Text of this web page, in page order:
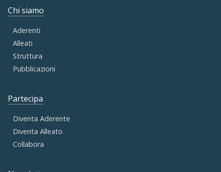
Chi siamo
Aderenti
Alleati
Struttura
Pubblicazioni
Partecipa
Diventa Aderente
Diventa Alleato
Collabora